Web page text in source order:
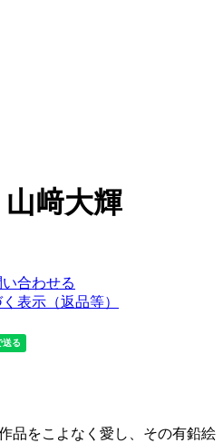
﨑大輝
合わせる
表示（返品等）
品をこよなく愛し、その有鉛絵